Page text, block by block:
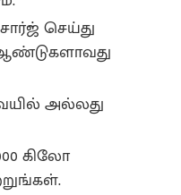
செய்து
அல்லது
கிலோ